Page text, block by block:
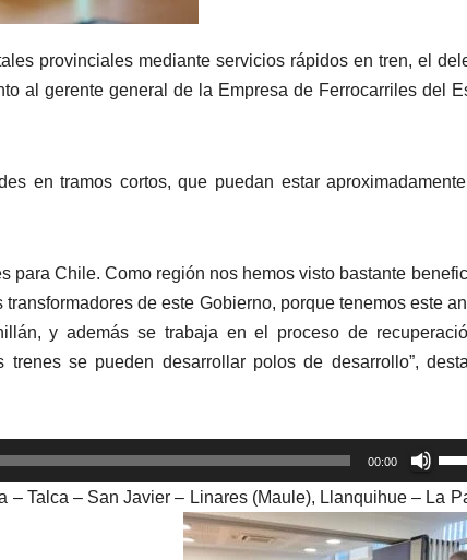
provinciales mediante servicios rápidos en tren, el
al gerente general de la Empresa de Ferrocarriles del
en tramos cortos, que puedan estar
para Chile. Como región nos hemos visto bastante
de este Gobierno, porque tenemos este
y además se trabaja en el proceso de
se pueden desarrollar polos de desarrollo”,
00:00
las
de
– Talca – San Javier – Linares (Maule), Llanquihue – La